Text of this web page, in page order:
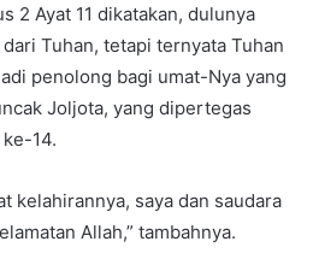
2 Ayat 11 dikatakan, dulunya
Tuhan, tetapi ternyata Tuhan
penolong bagi umat-Nya yang
Joljota, yang dipertegas
14.
kelahirannya, saya dan saudara
Allah,” tambahnya.